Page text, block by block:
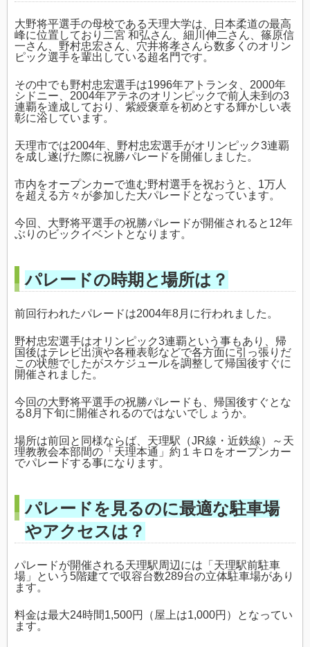
大野将平選手の母校である天理大学は、日本柔道の最高
峰に位置しており二宮 和弘さん、細川伸二さん、篠原信
一さん、野村忠宏さん、穴井将孝さんら数多くのオリン
ピック選手を輩出している超名門です。
その中でも野村忠宏選手は1996年アトランタ、2000年
シドニー、2004年アテネのオリンピックで前人未到の3
連覇を達成しており、紫綬褒章を初めとする輝かしい表
彰に浴しています。
天理市では2004年、野村忠宏選手がオリンピック3連覇
を成し遂げた際に祝勝パレードを開催しました。
市内をオープンカーで進む野村選手を祝おうと、1万人
を超える方々が参加した大パレードとなっています。
今回、大野将平選手の祝勝パレードが開催されると12年
ぶりのビックイベントとなります。
パレードの時期と場所は？
前回行われたパレードは2004年8月に行われました。
野村忠宏選手はオリンピック3連覇という事もあり、帰
国後はテレビ出演や各種表彰などで各方面に引っ張りだ
この状態でしたがスケジュールを調整して帰国後すぐに
開催されました。
今回の大野将平選手の祝勝パレードも、帰国後すぐとな
る8月下旬に開催されるのではないでしょうか。
場所は前回と同様ならば、天理駅（JR線・近鉄線）～天
理教教会本部間の「天理本通」約１キロをオープンカー
でパレードする事になります。
パレードを見るのに最適な駐車場
やアクセスは？
パレードが開催される天理駅周辺には「天理駅前駐車
場」という5階建てで収容台数289台の立体駐車場があり
ます。
料金は最大24時間1,500円（屋上は1,000円）となってい
ます。